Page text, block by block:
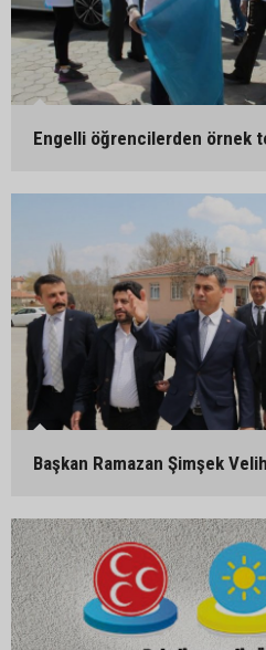
Engelli öğrencilerden örnek
Başkan Ramazan Şimşek